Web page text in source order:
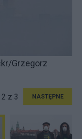
Grzegorz
2 z 3 NASTĘPNE